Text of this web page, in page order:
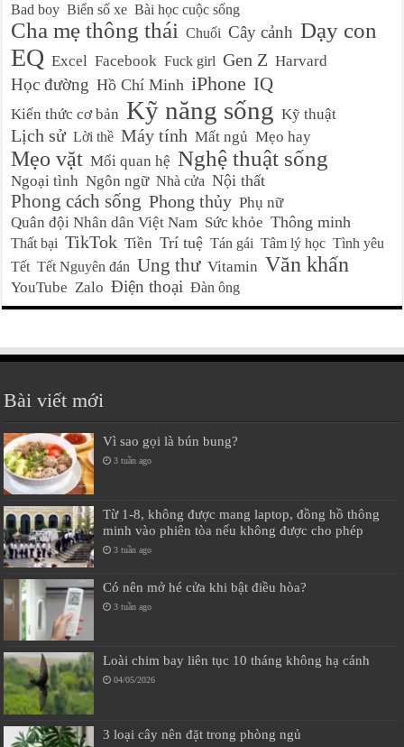
Bad boy Biển số xe Bài học cuộc sống
Cha mẹ thông thái Chuối Cây cảnh Dạy con
EQ Excel Facebook Fuck girl Gen Z Harvard
Học đường Hồ Chí Minh iPhone IQ
Kiến thức cơ bản Kỹ năng sống Kỹ thuật
Lịch sử Lời thề Máy tính Mất ngủ Mẹo hay
Mẹo vặt Mối quan hệ Nghệ thuật sống
Ngoại tình Ngôn ngữ Nhà cửa Nội thất
Phong cách sống Phong thủy Phụ nữ
Quân đội Nhân dân Việt Nam Sức khỏe Thông minh
Thất bại TikTok Tiền Trí tuệ Tán gái Tâm lý học Tình yêu
Tết Tết Nguyên đán Ung thư Vitamin Văn khấn
YouTube Zalo Điện thoại Đàn ông
Bài viết mới
Vì sao gọi là bún bung?
3 tuần ago
Từ 1-8, không được mang laptop, đồng hồ thông
minh vào phiên tòa nếu không được cho phép
3 tuần ago
Có nên mở hé cửa khi bật điều hòa?
3 tuần ago
Loài chim bay liên tục 10 tháng không hạ cánh
04/05/2026
3 loại cây nên đặt trong phòng ngủ